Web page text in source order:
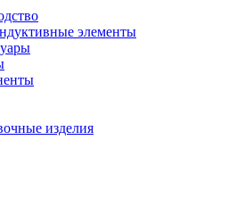
элементы
изделия